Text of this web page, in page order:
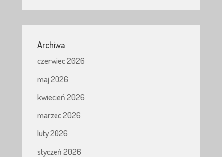
Archiwa
czerwiec 2026
maj 2026
kwiecień 2026
marzec 2026
luty 2026
styczeń 2026